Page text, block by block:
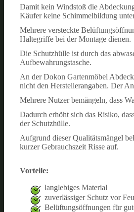
Damit kein Windstoß die
Käufer keine Schimmelbildung
Mehrere versteckte
Haltegriffe bei der Montage dienen.
Die Schutzhülle ist durch das
Aufbewahrungstasche.
An der Dokon Gartenmöbel
nicht den Herstellerangaben. Der
Mehrere Nutzer bemängeln, dass
Dadurch erhöht sich das Risiko,
der Schutzhülle.
Aufgrund dieser Qualitätsmängel
kurzer Gebrauchszeit Risse auf.
Vorteile:
langlebiges Material
zuverlässiger Schutz vor
Belüftungsöffnungen für